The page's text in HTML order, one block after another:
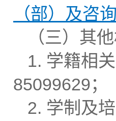
（部）及咨
（三）其
1. 学籍相
85099629；
2. 学制及